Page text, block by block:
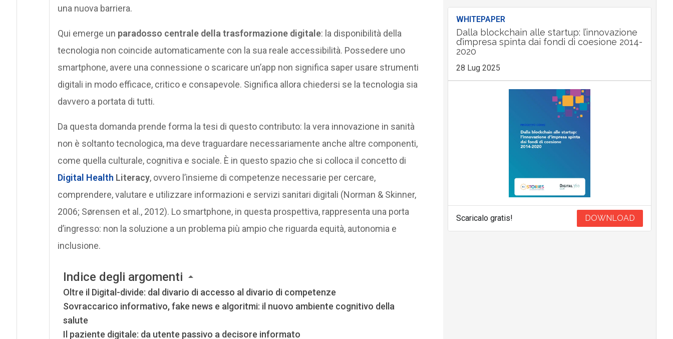
una nuova barriera.
Qui emerge un paradosso centrale della trasformazione digitale: la disponibilità della
tecnologia non coincide automaticamente con la sua reale accessibilità. Possedere uno
smartphone, avere una connessione o scaricare un’app non significa saper usare strumenti
digitali in modo efficace, critico e consapevole. Significa allora chiedersi se la tecnologia sia
davvero a portata di tutti.
Da questa domanda prende forma la tesi di questo contributo: la vera innovazione in sanità
non è soltanto tecnologica, ma deve traguardare necessariamente anche altre componenti,
come quella culturale, cognitiva e sociale. È in questo spazio che si colloca il concetto di
Digital Health Literacy, ovvero l’insieme di competenze necessarie per cercare,
comprendere, valutare e utilizzare informazioni e servizi sanitari digitali (Norman & Skinner,
2006; Sørensen et al., 2012). Lo smartphone, in questa prospettiva, rappresenta una porta
d’ingresso: non la soluzione a un problema più ampio che riguarda equità, autonomia e
inclusione.
Indice degli argomenti
Oltre il Digital-divide: dal divario di accesso al divario di competenze
Sovraccarico informativo, fake news e algoritmi: il nuovo ambiente cognitivo della
salute
Il paziente digitale: da utente passivo a decisore informato
WHITEPAPER
Dalla blockchain alle startup: l’innovazione
d’impresa spinta dai fondi di coesione 2014-
2020
28 Lug 2025
Scaricalo gratis! DOWNLOAD